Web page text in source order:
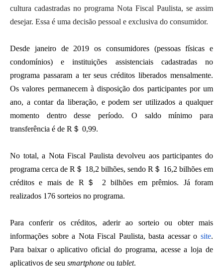
cultura cadastradas no programa Nota Fiscal Paulista, se assim
desejar. Essa é uma decisão pessoal e exclusiva do consumidor.
Desde janeiro de 2019 os consumidores (pessoas físicas e
condomínios) e instituições assistenciais cadastradas no
programa passaram a ter seus créditos liberados mensalmente.
Os valores permanecem à disposição dos participantes por um
ano, a contar da liberação, e podem ser utilizados a qualquer
momento dentro desse período. O saldo mínimo para
transferência é de R＄ 0,99.
No total, a Nota Fiscal Paulista devolveu aos participantes do
programa cerca de R＄ 18,2 bilhões, sendo R＄ 16,2 bilhões em
créditos e mais de R＄ 2 bilhões em prêmios. Já foram
realizados 176 sorteios no programa.
Para conferir os créditos, aderir ao sorteio ou obter mais
informações sobre a Nota Fiscal Paulista, basta acessar o site.
Para baixar o aplicativo oficial do programa, acesse a loja de
aplicativos de seu smartphone ou tablet.